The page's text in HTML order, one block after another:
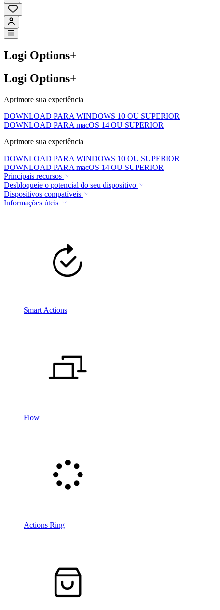
Logi Options+
Logi Options+
Aprimore sua experiência
DOWNLOAD PARA WINDOWS 10 OU SUPERIOR
DOWNLOAD PARA macOS 14 OU SUPERIOR
Aprimore sua experiência
DOWNLOAD PARA WINDOWS 10 OU SUPERIOR
DOWNLOAD PARA macOS 14 OU SUPERIOR
Principais recursos
Desbloqueie o potencial do seu dispositivo
Dispositivos compatíveis
Informações úteis
Smart Actions
Flow
Actions Ring